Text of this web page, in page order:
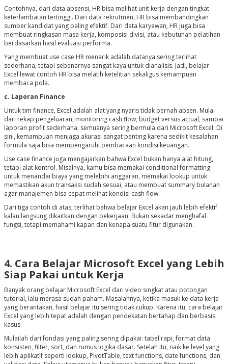
Contohnya, dari data absensi, HR bisa melihat unit kerja dengan tingkat
keterlambatan tertinggi. Dari data rekrutmen, HR bisa membandingkan
sumber kandidat yang paling efektif. Dari data karyawan, HR juga bisa
membuat ringkasan masa kerja, komposisi divisi, atau kebutuhan pelatihan
berdasarkan hasil evaluasi performa.
Yang membuat use case HR menarik adalah datanya sering terlihat
sederhana, tetapi sebenarnya sangat kaya untuk dianalisis. Jadi, belajar
Excel lewat contoh HR bisa melatih ketelitian sekaligus kemampuan
membaca pola.
c. Laporan Finance
Untuk tim finance, Excel adalah alat yang nyaris tidak pernah absen. Mulai
dari rekap pengeluaran, monitoring cash flow, budget versus actual, sampai
laporan profit sederhana, semuanya sering bermula dari Microsoft Excel. Di
sini, kemampuan menjaga akurasi sangat penting karena sedikit kesalahan
formula saja bisa mempengaruhi pembacaan kondisi keuangan.
Use case finance juga mengajarkan bahwa Excel bukan hanya alat hitung,
tetapi alat kontrol. Misalnya, kamu bisa memakai conditional formatting
untuk menandai biaya yang melebihi anggaran, memakai lookup untuk
memastikan akun transaksi sudah sesuai, atau membuat summary bulanan
agar manajemen bisa cepat melihat kondisi cash flow.
Dari tiga contoh di atas, terlihat bahwa belajar Excel akan jauh lebih efektif
kalau langsung dikaitkan dengan pekerjaan. Bukan sekadar menghafal
fungsi, tetapi memahami kapan dan kenapa suatu fitur digunakan.
4. Cara Belajar Microsoft Excel yang Lebih
Siap Pakai untuk Kerja
Banyak orang belajar Microsoft Excel dari video singkat atau potongan
tutorial, lalu merasa sudah paham. Masalahnya, ketika masuk ke data kerja
yang berantakan, hasil belajar itu sering tidak cukup. Karena itu, cara belajar
Excel yang lebih tepat adalah dengan pendekatan bertahap dan berbasis
kasus.
Mulailah dari fondasi yang paling sering dipakai: tabel rapi, format data
konsisten, filter, sort, dan rumus logika dasar. Setelah itu, naik ke level yang
lebih aplikatif seperti lookup, PivotTable, text functions, date functions, dan